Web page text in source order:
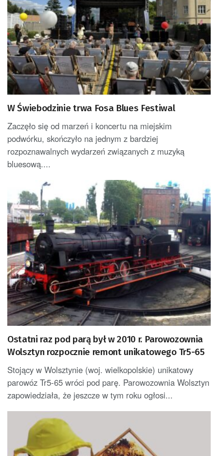
W Świebodzinie trwa Fosa Blues Festiwal
Zaczęło się od marzeń i koncertu na miejskim
podwórku, skończyło na jednym z bardziej
rozpoznawalnych wydarzeń związanych z muzyką
bluesową....
Ostatni raz pod parą był w 2010 r. Parowozownia
Wolsztyn rozpocznie remont unikatowego Tr5-65
Stojący w Wolsztynie (woj. wielkopolskie) unikatowy
parowóz Tr5-65 wróci pod parę. Parowozownia Wolsztyn
zapowiedziała, że jeszcze w tym roku ogłosi...